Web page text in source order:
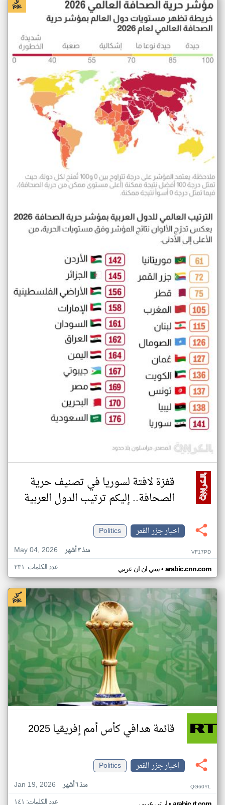
قفزة لافتة لسوريا في تصنيف حرية
الصحافة.. إليكم ترتيب الدول العربية
اخبار جزر القمر
Politics
May 04, 2026
منذ ٣ أشهر VF17PD
سي ان ان عربي• arabic.cnn.com عدد الكلمات: ٢٣١
قائمة هدافي كأس أمم إفريقيا 2025
اخبار جزر القمر
Politics
Jan 19, 2026
منذ ٦ أشهر QG60YL
عدد الكلمات: ١٤١